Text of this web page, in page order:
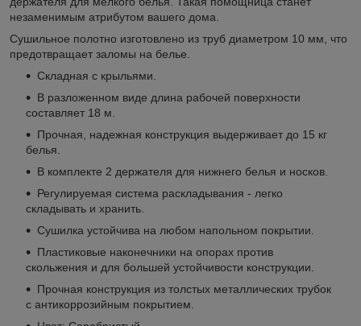
незаменимым атрибутом вашего дома.
Сушильное полотно изготовлено из труб диаметром 10 мм, что
предотвращает заломы на белье.
Складная с крыльями.
В разложенном виде длина рабочей поверхности
составляет 18 м.
Прочная, надежная конструкция выдерживает до 15 кг
белья.
В комплекте 2 держателя для нижнего белья и носков.
Регулируемая система раскладывания - легко
складывать и хранить.
Сушилка устойчива на любом напольном покрытии.
Пластиковые наконечники на опорах против
скольжения и для большей устойчивости конструкции.
Прочная конструкция из толстых металлических трубок
с антикоррозийным покрытием.